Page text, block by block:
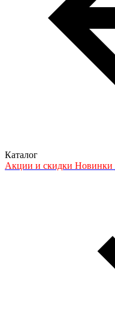
Каталог
Акции и скидки Новинки